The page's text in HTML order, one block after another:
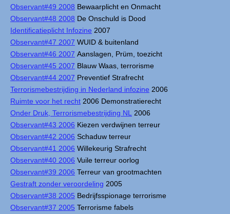
Observant#49 2008 Bewaarplicht en Onmacht
Observant#48 2008 De Onschuld is Dood
Identificatieplicht Infozine 2007
Observant#47 2007 WUID & buitenland
Observant#46 2007 Aanslagen, Prüm, toezicht
Observant#45 2007 Blauw Waas, terrorisme
Observant#44 2007 Preventief Strafrecht
Terrorismebestrijding in Nederland infozine 2006
Ruimte voor het recht 2006 Demonstratierecht
Onder Druk, Terrorismebestrijding NL
2006
Observant#43 2006 Kiezen verdwijnen terreur
Observant#42 2006 Schaduw terreur
Observant#41 2006 Willekeurig Strafrecht
Observant#40 2006 Vuile terreur oorlog
Observant#39 2006 Terreur van grootmachten
Gestraft zonder veroordeling 2005
Observant#38 2005 Bedrijfsspionage terrorisme
Observant#37 2005 Terrorisme fabels